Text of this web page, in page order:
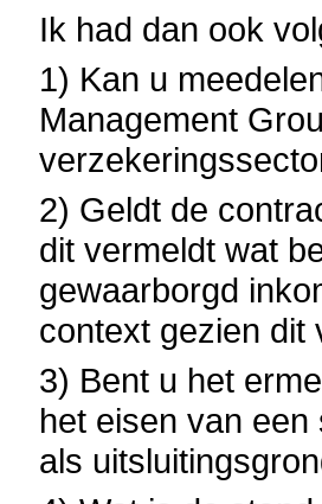
Ik had dan ook
1) Kan u
Management
2) Geldt de
dit vermeldt wat
gewaarborgd
context gezien dit
3) Bent u het
het eisen van
als